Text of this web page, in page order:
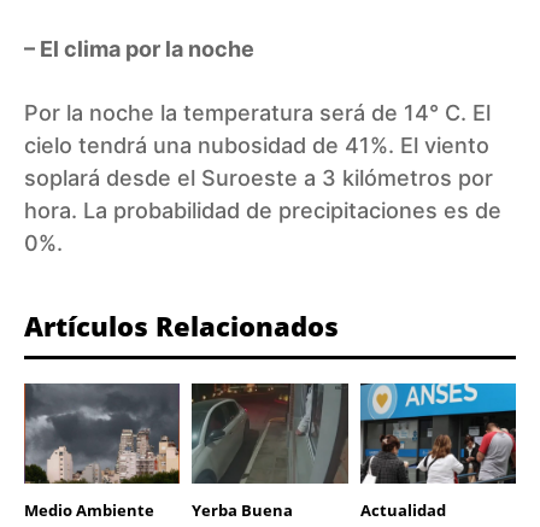
– El clima por la noche
Por la noche la temperatura será de 14° C. El
cielo tendrá una nubosidad de 41%. El viento
soplará desde el Suroeste a 3 kilómetros por
hora. La probabilidad de precipitaciones es de
0%.
Artículos Relacionados
Medio Ambiente Yerba Buena Actualidad